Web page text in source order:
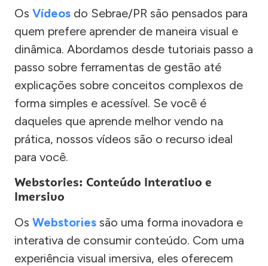
Os Vídeos do Sebrae/PR são pensados para
quem prefere aprender de maneira visual e
dinâmica. Abordamos desde tutoriais passo a
passo sobre ferramentas de gestão até
explicações sobre conceitos complexos de
forma simples e acessível. Se você é
daqueles que aprende melhor vendo na
prática, nossos vídeos são o recurso ideal
para você.
Webstories: Conteúdo Interativo e
Imersivo
Os Webstories são uma forma inovadora e
interativa de consumir conteúdo. Com uma
experiência visual imersiva, eles oferecem